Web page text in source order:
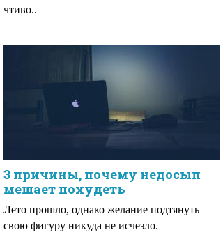
чтиво..
3 причины, почему недосып
мешает похудеть
Лето прошло, однако желание подтянуть
свою фигуру никуда не исчезло.